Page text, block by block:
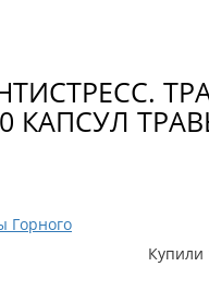
КАПСУЛ
Горного
Купили